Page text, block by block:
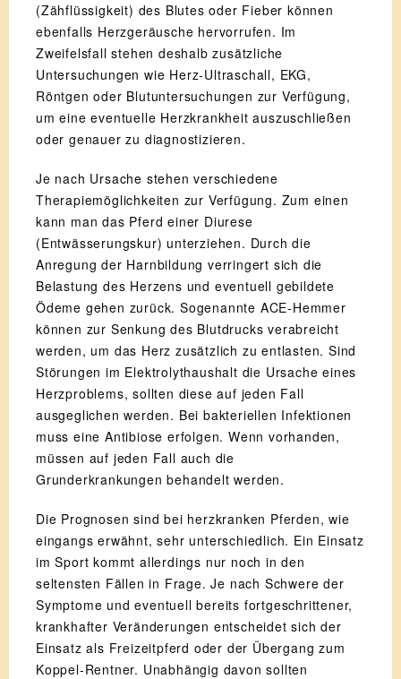
(Zähflüssigkeit) des Blutes oder Fieber können
ebenfalls Herzgeräusche hervorrufen. Im
Zweifelsfall stehen deshalb zusätzliche
Untersuchungen wie Herz-Ultraschall, EKG,
Röntgen oder Blutuntersuchungen zur Verfügung,
um eine eventuelle Herzkrankheit auszuschließen
oder genauer zu diagnostizieren.
Je nach Ursache stehen verschiedene
Therapiemöglichkeiten zur Verfügung. Zum einen
kann man das Pferd einer Diurese
(Entwässerungskur) unterziehen. Durch die
Anregung der Harnbildung verringert sich die
Belastung des Herzens und eventuell gebildete
Ödeme gehen zurück. Sogenannte ACE-Hemmer
können zur Senkung des Blutdrucks verabreicht
werden, um das Herz zusätzlich zu entlasten. Sind
Störungen im Elektrolythaushalt die Ursache eines
Herzproblems, sollten diese auf jeden Fall
ausgeglichen werden. Bei bakteriellen Infektionen
muss eine Antibiose erfolgen. Wenn vorhanden,
müssen auf jeden Fall auch die
Grunderkrankungen behandelt werden.
Die Prognosen sind bei herzkranken Pferden, wie
eingangs erwähnt, sehr unterschiedlich. Ein Einsatz
im Sport kommt allerdings nur noch in den
seltensten Fällen in Frage. Je nach Schwere der
Symptome und eventuell bereits fortgeschrittener,
krankhafter Veränderungen entscheidet sich der
Einsatz als Freizeitpferd oder der Übergang zum
Koppel-Rentner. Unabhängig davon sollten